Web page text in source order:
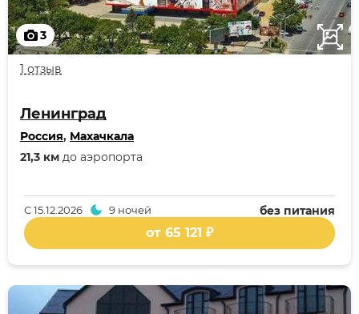
3
1 отзыв
Ленинград
Россия, Махачкала
21,3 км до аэропорта
без питания
С15.12.2026 9 ночей
от 65 121 ₽